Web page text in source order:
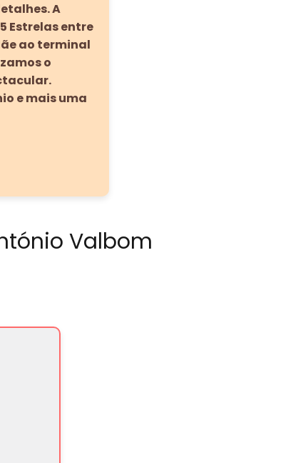
A
Estrelas entre
ao terminal
o
e mais uma
Valbom